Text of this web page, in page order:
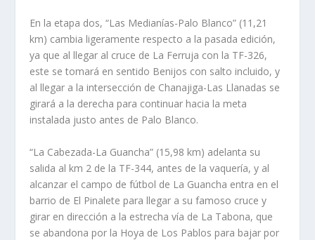
En la etapa dos, “Las Medianías-Palo Blanco” (11,21
km) cambia ligeramente respecto a la pasada edición,
ya que al llegar al cruce de La Ferruja con la TF-326,
este se tomará en sentido Benijos con salto incluido, y
al llegar a la intersección de Chanajiga-Las Llanadas se
girará a la derecha para continuar hacia la meta
instalada justo antes de Palo Blanco.
“La Cabezada-La Guancha” (15,98 km) adelanta su
salida al km 2 de la TF-344, antes de la vaquería, y al
alcanzar el campo de fútbol de La Guancha entra en el
barrio de El Pinalete para llegar a su famoso cruce y
girar en dirección a la estrecha vía de La Tabona, que
se abandona por la Hoya de Los Pablos para bajar por